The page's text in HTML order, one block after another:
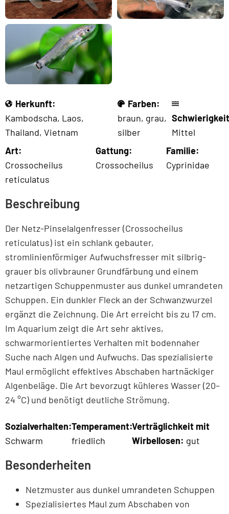
Herkunft:
Kambodscha, Laos,
Thailand, Vietnam
Farben:
braun, grau,
silber
Mittel
Art:
Crossocheilus
reticulatus
Gattung:
Crossocheilus
Familie:
Cyprinidae
Beschreibung
Der Netz-Pinselalgenfresser (Crossocheilus
reticulatus) ist ein schlank gebauter,
stromlinienförmiger Aufwuchsfresser mit silbrig-
grauer bis olivbrauner Grundfärbung und einem
netzartigen Schuppenmuster aus dunkel umrandeten
Schuppen. Ein dunkler Fleck an der Schwanzwurzel
ergänzt die Zeichnung. Die Art erreicht bis zu 17 cm.
Im Aquarium zeigt die Art sehr aktives,
schwarmorientiertes Verhalten mit bodennaher
Suche nach Algen und Aufwuchs. Das spezialisierte
Maul ermöglicht effektives Abschaben hartnäckiger
Algenbeläge. Die Art bevorzugt kühleres Wasser (20–
24 °C) und benötigt deutliche Strömung.
Sozialverhalten:
Schwarm
Temperament:
friedlich
Verträglichkeit mit
Wirbellosen: gut
Besonderheiten
Netzmuster aus dunkel umrandeten Schuppen
Spezialisiertes Maul zum Abschaben von